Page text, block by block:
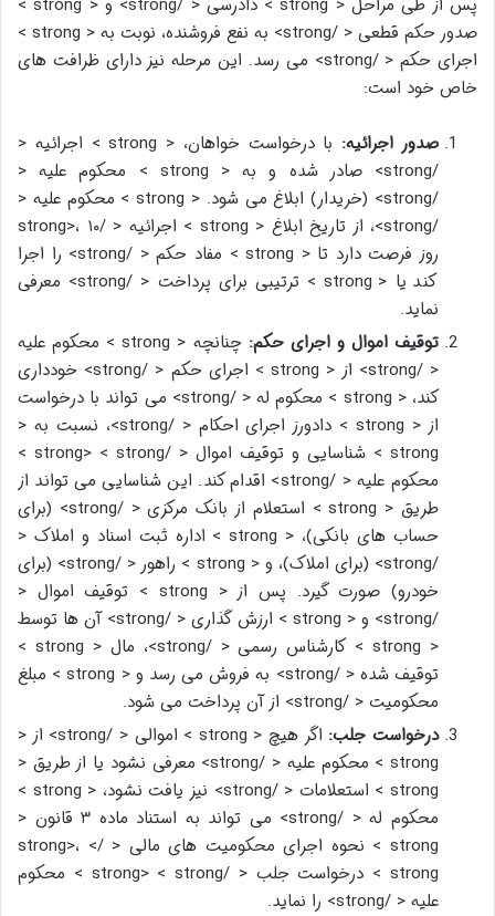
پس از طی مراحل < strong > دادرسی < /strong> و < strong >
صدور حکم قطعی < /strong> به نفع فروشنده، نوبت به < strong >
اجرای حکم < /strong> می رسد. این مرحله نیز دارای ظرافت های
خاص خود است:
صدور اجرائیه:
با درخواست خواهان، < strong > اجرائیه <
/strong> صادر شده و به < strong > محکوم علیه <
/strong> (خریدار) ابلاغ می شود. < strong > محکوم علیه <
/strong>، از تاریخ ابلاغ < strong > اجرائیه < /strong>، ۱۰
روز فرصت دارد تا < strong > مفاد حکم < /strong> را اجرا
کند یا < strong > ترتیبی برای پرداخت < /strong> معرفی
نماید.
توقیف اموال و اجرای حکم:
چنانچه < strong > محکوم علیه
< /strong> از < strong > اجرای حکم < /strong> خودداری
کند، < strong > محکوم له < /strong> می تواند با درخواست
از < strong > دادورز اجرای احکام < /strong>، نسبت به <
strong > شناسایی و توقیف اموال < /strong> < strong >
محکوم علیه < /strong> اقدام کند. این شناسایی می تواند از
طریق < strong > استعلام از بانک مرکزی < /strong> (برای
حساب های بانکی)، < strong > اداره ثبت اسناد و املاک <
/strong> (برای املاک)، و < strong > راهور < /strong> (برای
خودرو) صورت گیرد. پس از < strong > توقیف اموال <
/strong> و < strong > ارزش گذاری < /strong> آن ها توسط
< strong > کارشناس رسمی < /strong>، مال < strong >
توقیف شده < /strong> به فروش می رسد و < strong > مبلغ
محکومیت < /strong> از آن پرداخت می شود.
درخواست جلب:
اگر هیچ < strong > اموالی < /strong> از <
strong > محکوم علیه < /strong> معرفی نشود یا از طریق <
strong > استعلامات < /strong> نیز یافت نشود، < strong >
محکوم له < /strong> می تواند به استناد ماده ۳ قانون <
strong > نحوه اجرای محکومیت های مالی < /strong>، <
strong > درخواست جلب < /strong> < strong > محکوم
علیه < /strong> را نماید.